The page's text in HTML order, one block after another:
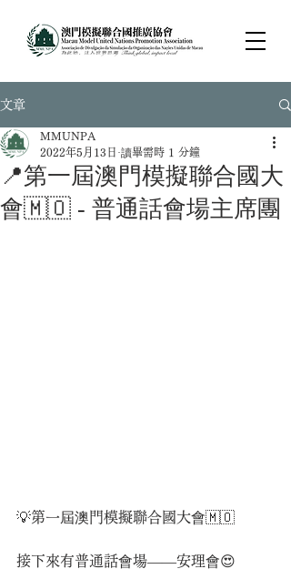
文章
📍第一屆澳門模擬聯合國大
會🇲🇴 - 普通話會場主席團
MMUNPA
2022年5月13日 讀畢需時 1 分鐘
💡第一屆澳門模擬聯合國大會🇲🇴
接下來有普通話會場——安理會😍